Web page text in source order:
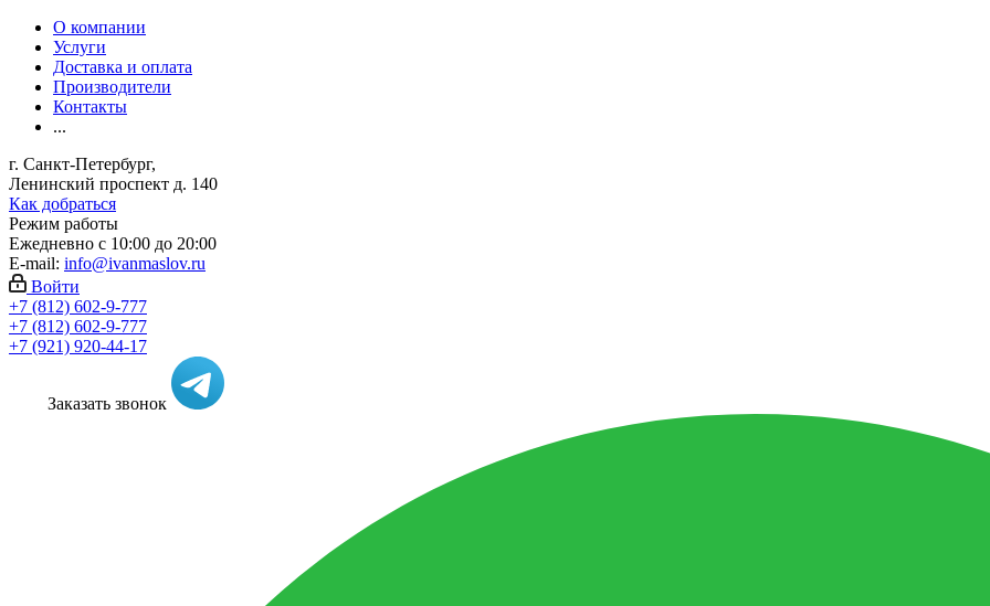
О компании
Услуги
Доставка и оплата
Производители
Контакты
...
г. Санкт-Петербург,
Ленинский проспект д. 140
Как добраться
Режим работы
Ежедневно с 10:00 до 20:00
E-mail: info@ivanmaslov.ru
Войти
+7 (812) 602-9-777
+7 (812) 602-9-777
+7 (921) 920-44-17
Заказать звонок